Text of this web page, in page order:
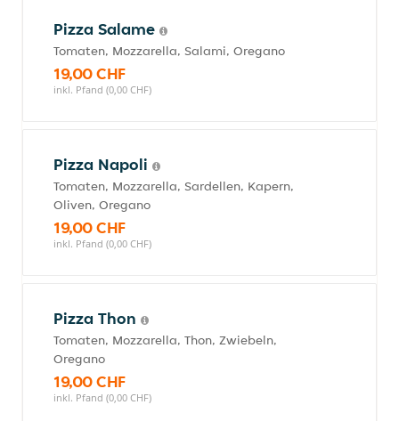
Pizza Salame
Tomaten, Mozzarella, Salami, Oregano
19,00 CHF
inkl. Pfand (0,00 CHF)
Pizza Napoli
Tomaten, Mozzarella, Sardellen, Kapern,
Oliven, Oregano
19,00 CHF
inkl. Pfand (0,00 CHF)
Pizza Thon
Tomaten, Mozzarella, Thon, Zwiebeln,
Oregano
19,00 CHF
inkl. Pfand (0,00 CHF)